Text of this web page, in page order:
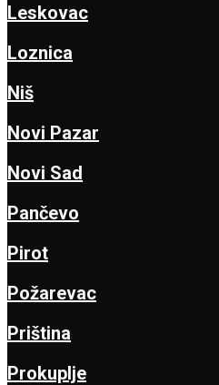
Leskovac
Loznica
Niš
Novi Pazar
Novi Sad
Pančevo
Pirot
Požarevac
Priština
Prokuplje